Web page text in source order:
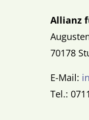
Allianz
70178
E-Mail:
Tel.: